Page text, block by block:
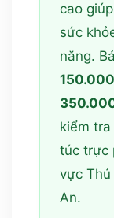
cao
sức
năng.
kiểm
túc trực
vực
An.